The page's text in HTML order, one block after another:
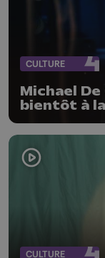
CULTURE
Michael
bientôt à
CULTURE